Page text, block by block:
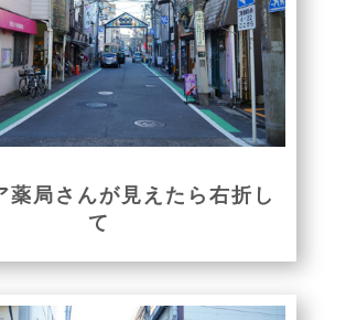
薬局さんが見えたら右折し
て